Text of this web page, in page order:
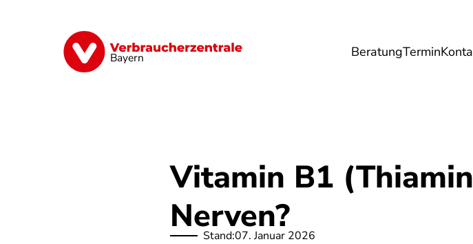
Bayern BeratungTermin
Finanzen Digitales Lebensmittel Umwelt
Vitamin B1
Nerven?
Stand:07. Januar 2026